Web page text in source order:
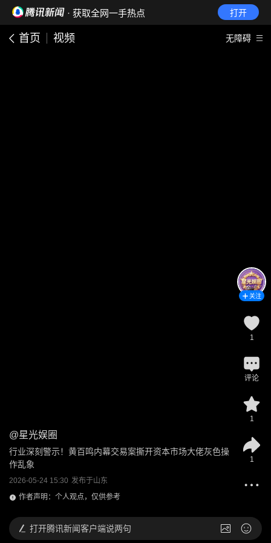
· 获取全网一手热点 打开
首页 视频 无障碍
@星光娱圈
行业深刻警示！黄百鸣内幕交易案撕开资本市场大佬灰色操
作乱象
2026-05-24 15:30 发布于山东
作者声明：个人观点，仅供参考
关注
1
评论
1
1
打开腾讯新闻客户端说两句